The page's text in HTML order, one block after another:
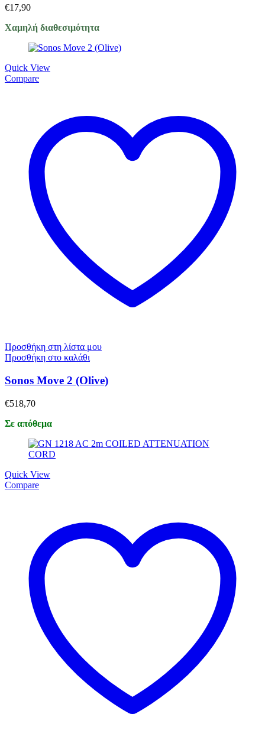
€17,90
Χαμηλή διαθεσιμότητα
Quick View
Compare
Προσθήκη στη λίστα μου
Προσθήκη στο καλάθι
Sonos Move 2 (Olive)
€518,70
Σε απόθεμα
Quick View
Compare